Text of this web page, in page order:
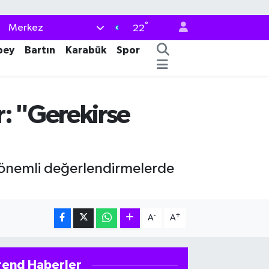
Merkez 22°
Bartın Karabük
Spor
"Gerekirse
değerlendirmelerde
A- A+
Haberler